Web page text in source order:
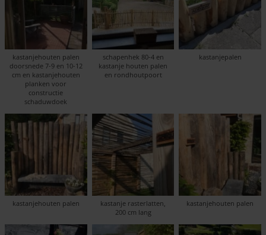
kastanjehouten palen
doorsnede 7-9 en 10-12
cm en kastanjehouten
planken voor
constructie
schaduwdoek
schapenhek 80-4 en
kastanje houten palen
en rondhoutpoort
kastanjepalen
kastanjehouten palen
kastanje rasterlatten,
200 cm lang
kastanjehouten palen